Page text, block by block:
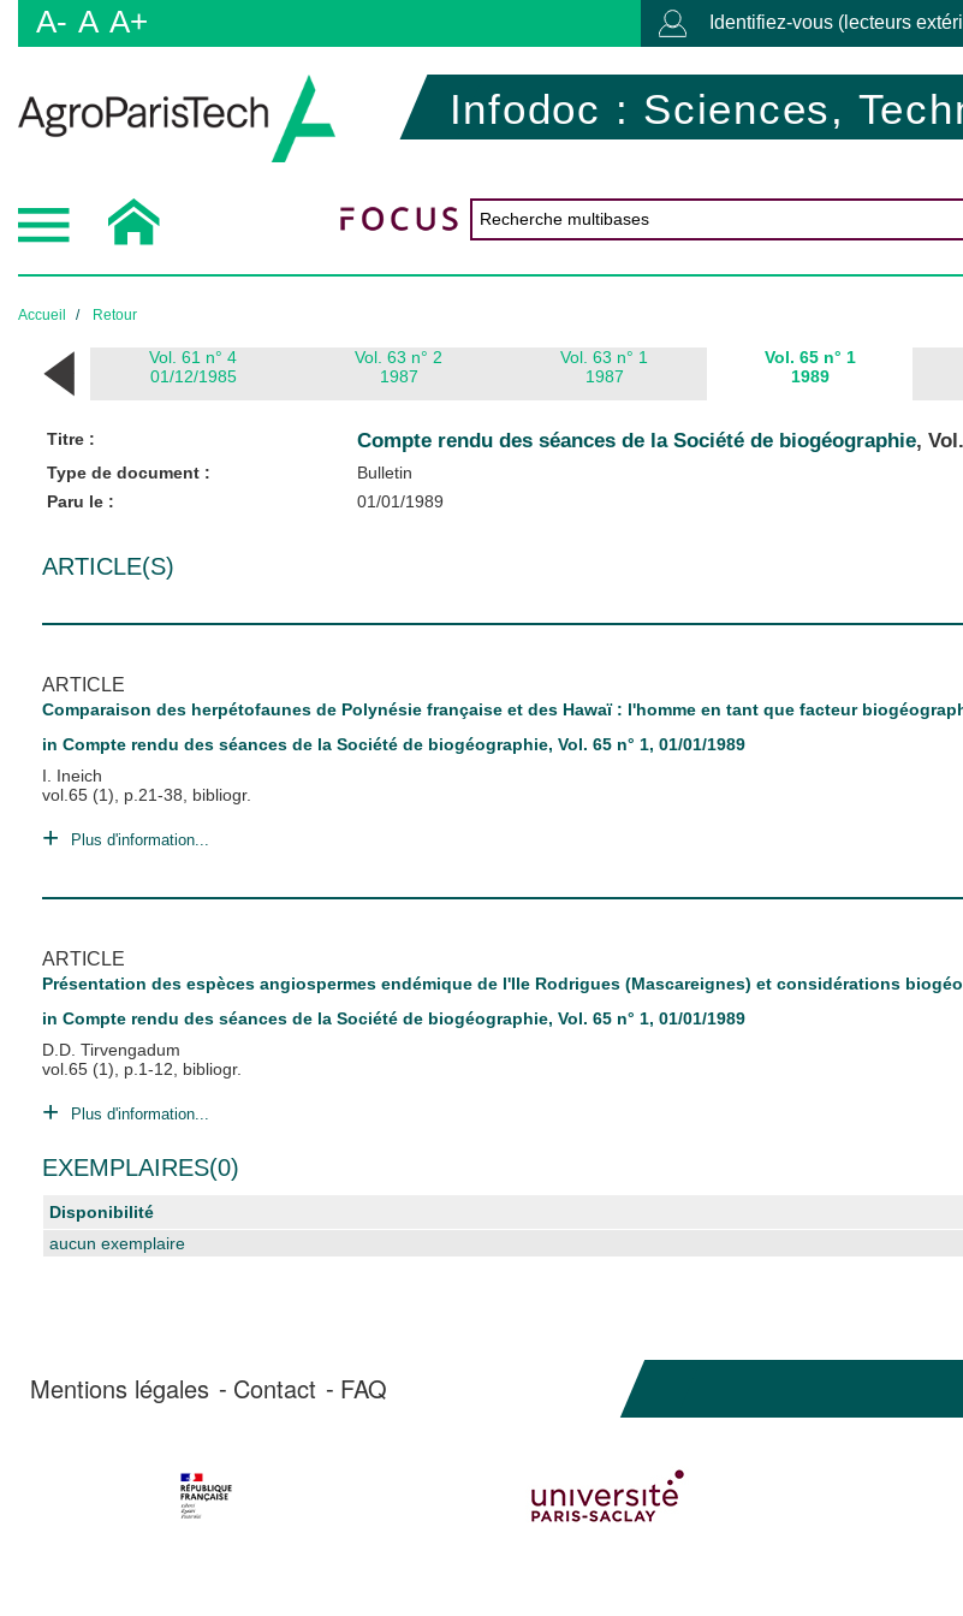
A- A A+ Identifiez-vous (lecteurs
Infodoc : Sciences,
Accueil Retour
Vol. 61 n° 4
01/12/1985
Vol. 63 n° 2
1987
Vol. 63 n° 1
1987
Vol. 65 n° 1
1989
Titre : Compte rendu des séances de la Société de biogéographie,
Type de document :
Bulletin
Paru le :
01/01/1989
ARTICLE(S)
ARTICLE
Comparaison des herpétofaunes de Polynésie française et des Hawaï : l'homme en tant que facteur
in Compte rendu des séances de la Société de biogéographie, Vol. 65 n° 1, 01/01/1989
I. Ineich
vol.65 (1), p.21-38, bibliogr.
Plus d'information...
ARTICLE
Présentation des espèces angiospermes endémique de l'Ile Rodrigues (Mascareignes) et considérations
in Compte rendu des séances de la Société de biogéographie, Vol. 65 n° 1, 01/01/1989
D.D. Tirvengadum
vol.65 (1), p.1-12, bibliogr.
Plus d'information...
EXEMPLAIRES(0)
Disponibilité
aucun exemplaire
Mentions légales Contact FAQ